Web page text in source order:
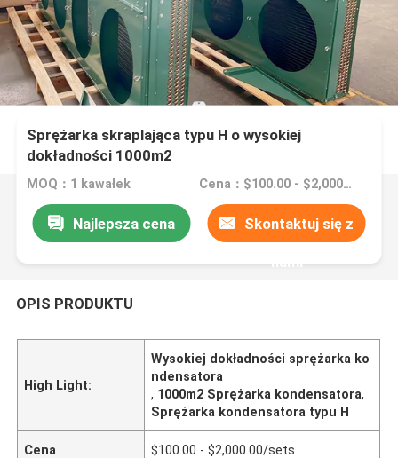
Sprężarka skraplająca typu H o wysokiej
dokładności 1000m2
MOQ：1 kawałek Cena：$100.00 - $2,000.00/sets
Najlepsza cena Skontaktuj się z
nami
OPIS PRODUKTU
High Light:
Wysokiej dokładności sprężarka ko
ndensatora
, 1000m2 Sprężarka kondensatora,
Sprężarka kondensatora typu H
Cena $100.00 - $2,000.00/sets